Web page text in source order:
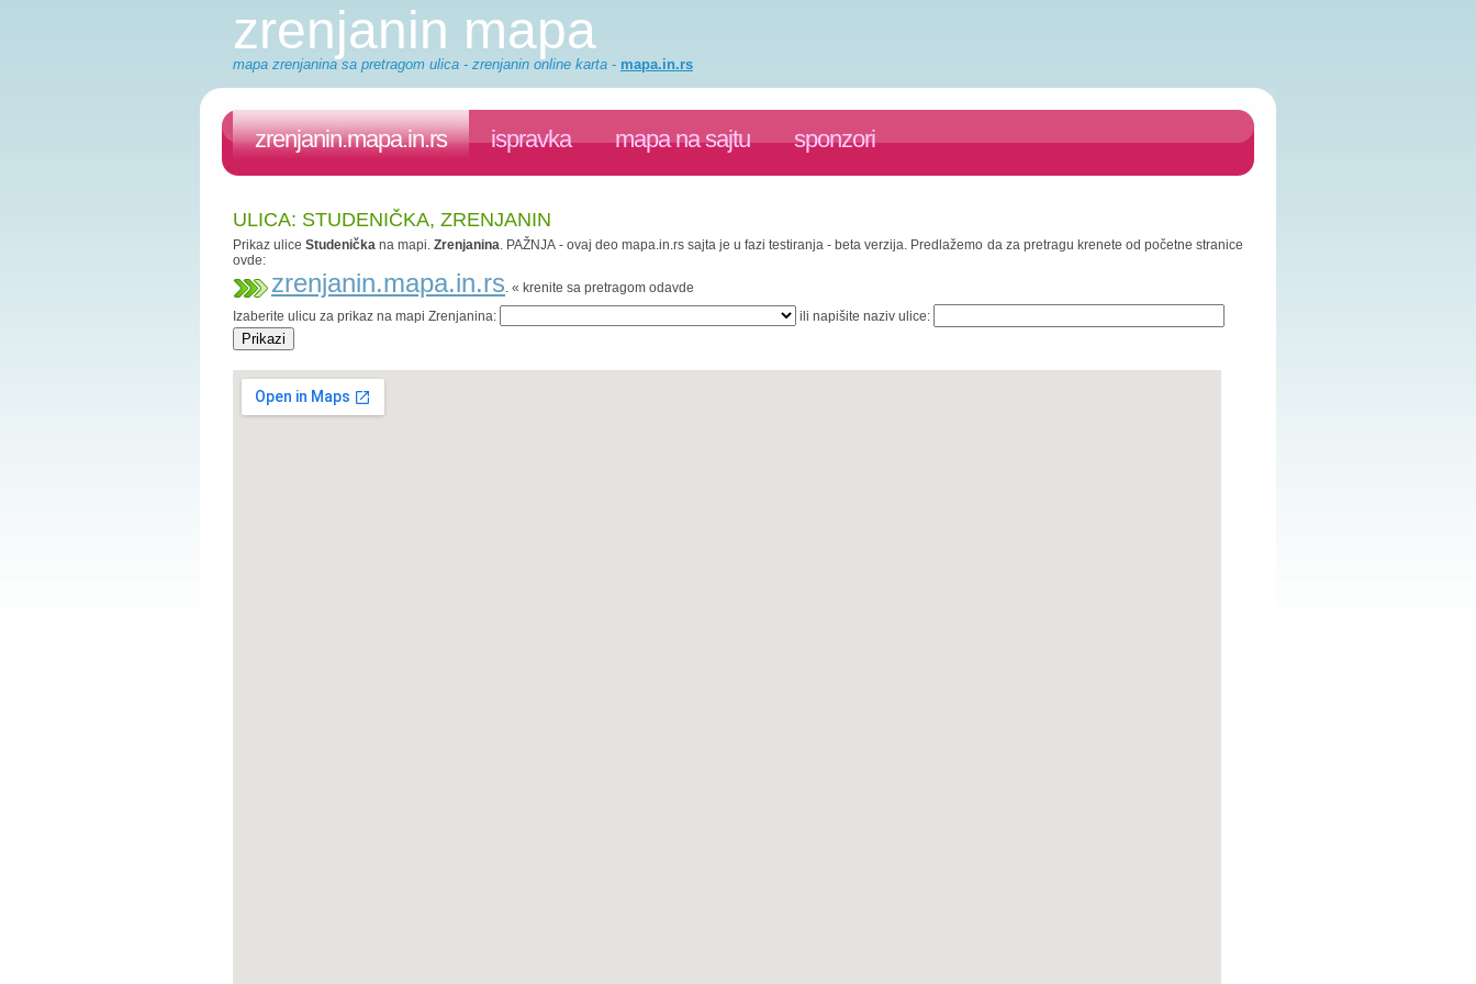
zrenjanin mapa
mapa zrenjanina sa pretragom ulica - zrenjanin online karta - mapa.in.rs
zrenjanin.mapa.in.rs ispravka mapa na sajtu sponzori
ULICA: STUDENIČKA, ZRENJANIN
Prikaz uliceStudenička na mapi.Zrenjanina. PAŽNJA - ovaj deo mapa.in.rs sajta je u fazi testiranja - beta verzija. Predlažemo da za pretragu krenete od početne stranice
ovde:
zrenjanin.mapa.in.rs. « krenite sa pretragom odavde
Izaberite ulicu za prikaz na mapi Zrenjanina:
ili napišite naziv ulice: